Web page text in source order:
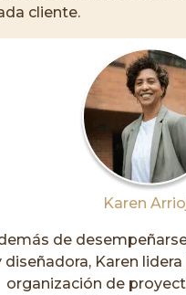
cliente.
Karen
de
diseñadora, Karen
organización de